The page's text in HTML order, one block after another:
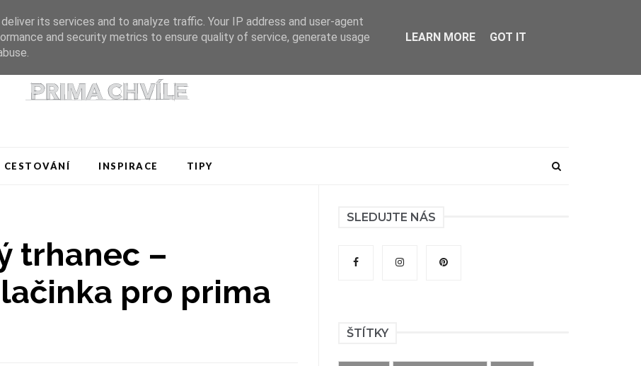
CESTOVÁNÍ INSPIRACE TIPY
trhanec –
pro prima
SLEDUJTE NÁS
ŠTÍTKY
its services and to analyze traffic. Your IP address and user-agent
and security metrics to ensure quality of service, generate usage
LEARN MORE GOT IT